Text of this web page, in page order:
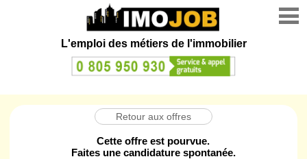
L'emploi des métiers de l'immobilier
Retour aux offres
Cette offre est pourvue.
Faites une candidature spontanée.